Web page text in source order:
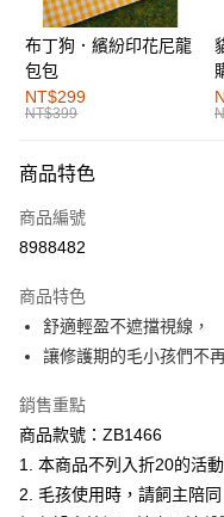
運送方式
全家取貨付款
每筆NT$60，滿NT$1,000(
付款後全家取貨
萊爾富取貨付款
付款後萊爾富取貨
每筆NT$60，滿NT$1,000(
7-11取貨付款
每筆NT$60，滿NT$1,000(
付款後7-11取貨
每筆NT$60，滿NT$1,000(
布丁狗．繽紛印花尼龍
包包
NT$299
NT$399
商品特色
商品編號
8988482
商品特色
舒適輕盈不遮擋視線，
讓修護期的毛小孩們不
銷售重點
商品款號：ZB1466
1. 本商品不列入折20的活動
2. 毛孩使用時，請飼主陪同